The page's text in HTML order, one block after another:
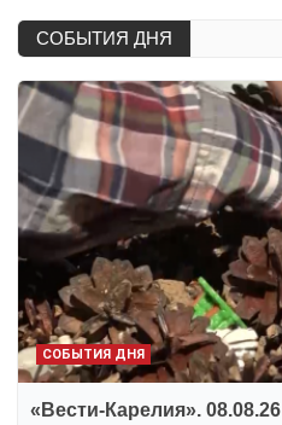
СОБЫТИЯ ДНЯ
СОБЫТИЯ ДНЯ
«Вести-Карелия». 08.08.26